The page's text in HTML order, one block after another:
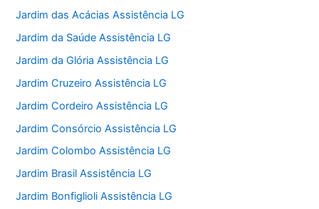
Jardim das Acácias Assistência LG
Jardim da Saúde Assistência LG
Jardim da Glória Assistência LG
Jardim Cruzeiro Assistência LG
Jardim Cordeiro Assistência LG
Jardim Consórcio Assistência LG
Jardim Colombo Assistência LG
Jardim Brasil Assistência LG
Jardim Bonfiglioli Assistência LG